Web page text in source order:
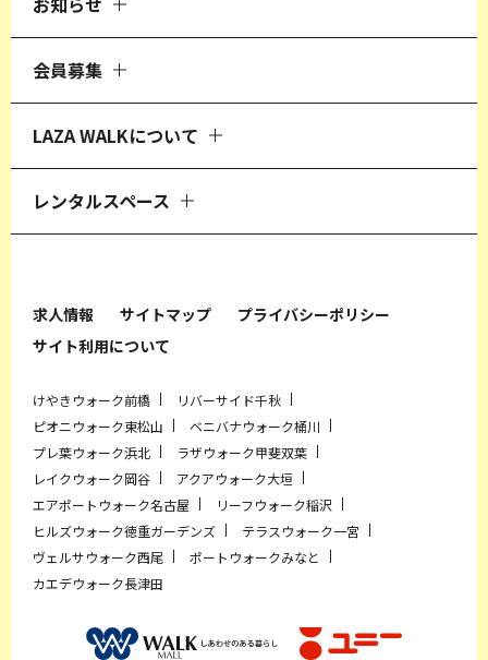
会員募集
LAZA WALKについて
レンタルスペース
求人情報 サイトマップ
プライバシーポリシー
サイト利用について
けやきウォーク前橋
リバーサイド千秋
ピオニウォーク東松山
ベニバナウォーク桶川
プレ葉ウォーク浜北
ラザウォーク甲斐双葉
レイクウォーク岡谷
アクアウォーク大垣
エアポートウォーク名古屋
リーフウォーク稲沢
ヒルズウォーク徳重ガーデンズ
テラスウォーク一宮
ヴェルサウォーク西尾
ポートウォークみなと
カエデウォーク長津田